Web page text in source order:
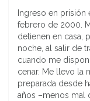
Ingreso en prisión
febrero de 2000.
detienen en casa,
noche, al salir de
cuando me
cenar. Me llevo la
preparada desde
años –menos mal